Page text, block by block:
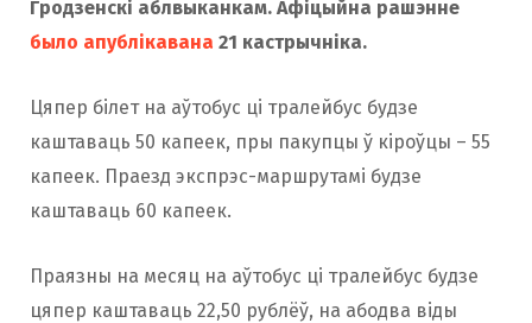
Гродзенскі аблвыканкам. Афіцыйна рашэнне
было апублікавана 21 кастрычніка.
Цяпер білет на аўтобус ці тралейбус будзе
каштаваць 50 капеек, пры пакупцы ў кіроўцы – 55
капеек. Праезд экспрэс-маршрутамі будзе
каштаваць 60 капеек.
Праязны на месяц на аўтобус ці тралейбус будзе
цяпер каштаваць 22,50 рублёў, на абодва віды